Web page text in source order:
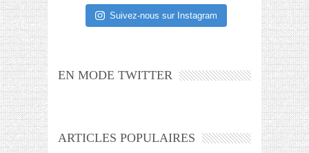
Suivez-nous sur Instagram
EN MODE TWITTER
ARTICLES POPULAIRES